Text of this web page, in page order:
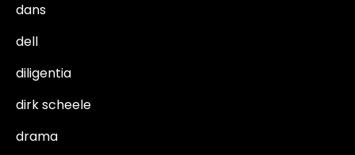
dans
dell
diligentia
dirk scheele
drama